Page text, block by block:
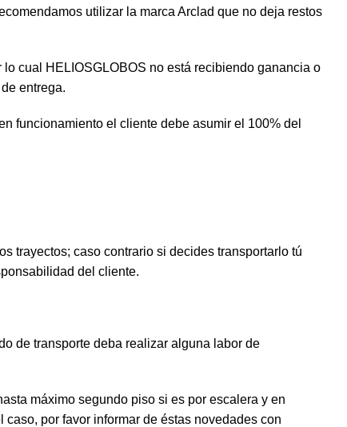
utilizar la marca Arclad que no deja restos
cual HELIOSGLOBOS no está recibiendo ganancia o
entrega.
funcionamiento el cliente debe asumir el 100% del
trayectos; caso contrario si decides transportarlo tú
del cliente.
de transporte deba realizar alguna labor de
máximo segundo piso si es por escalera y en
por favor informar de éstas novedades con